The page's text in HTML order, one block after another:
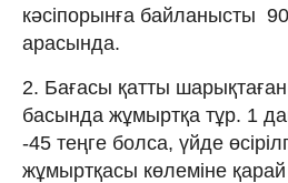
кәсіпорынға байланысты
арасында.
2. Бағасы қатты
басында жұмыртқа тұр. 1
-45 теңге болса, үйде
жұмыртқасы көлеміне